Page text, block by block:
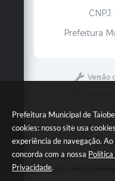
Prefeitura Municipal de
cookies: nosso site usa
experiência de navegação.
concorda com a nossa Política
Privacidade.
Prefeitura
Versão
Copyright Instar - 2006-
reservados -